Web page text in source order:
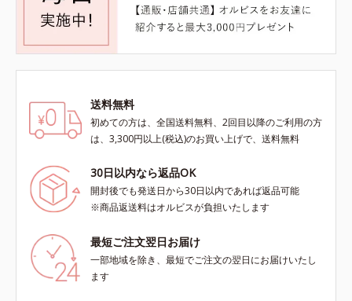
送料無料
初めての方は、全国送料無料、2回目以降のご利用の方
は、3,300円以上(税込)のお買い上げで、送料無料
30日以内なら返品OK
開封後でも発送日から30日以内であれば返品可能
※商品返送料はオルビスが負担いたします
最短ご注文翌日お届け
一部地域を除き、最短でご注文の翌日にお届けいたし
ます